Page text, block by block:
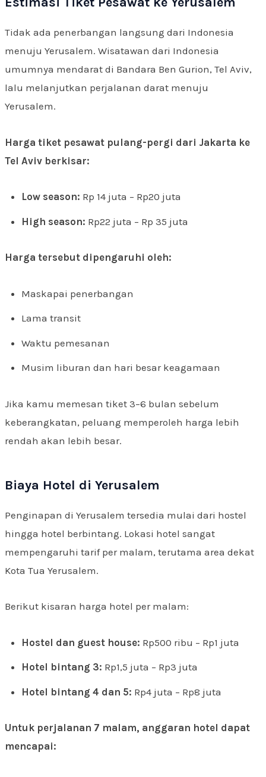
Tidak ada penerbangan langsung dari Indonesia
menuju Yerusalem. Wisatawan dari Indonesia
umumnya mendarat di Bandara Ben Gurion, Tel Aviv,
lalu melanjutkan perjalanan darat menuju
Yerusalem.
Harga tiket pesawat pulang-pergi dari Jakarta ke
Tel Aviv berkisar:
Low season: Rp 14 juta – Rp20 juta
High season: Rp22 juta – Rp 35 juta
Harga tersebut dipengaruhi oleh:
Maskapai penerbangan
Lama transit
Waktu pemesanan
Musim liburan dan hari besar keagamaan
Jika kamu memesan tiket 3–6 bulan sebelum
keberangkatan, peluang memperoleh harga lebih
rendah akan lebih besar.
Biaya Hotel di Yerusalem
Penginapan di Yerusalem tersedia mulai dari hostel
hingga hotel berbintang. Lokasi hotel sangat
mempengaruhi tarif per malam, terutama area dekat
Kota Tua Yerusalem.
Berikut kisaran harga hotel per malam:
Hostel dan guest house: Rp500 ribu – Rp1 juta
Hotel bintang 3: Rp1,5 juta – Rp3 juta
Hotel bintang 4 dan 5: Rp4 juta – Rp8 juta
Untuk perjalanan 7 malam, anggaran hotel dapat
mencapai: